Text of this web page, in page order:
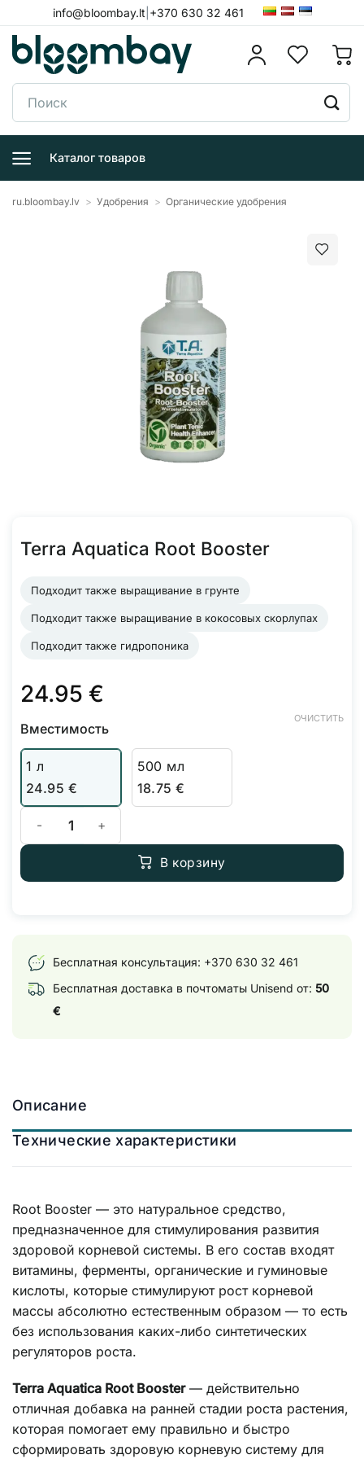
to
content
info@bloombay.lt +370 630 32 461
Поиск:
Каталог товаров
ru.bloombay.lv > Удобрения > Органические удобрения
Terra Aquatica Root Booster
Подходит также выращивание в грунте
Подходит также выращивание в кокосовых скорлупах
Подходит также гидропоника
24.95 €
Вместимость
1 л
24.95 €
500 мл
18.75€
ОЧИСТИТЬ
Количество товара Terra Aquatica Root Booster
В корзину
Бесплатная консультация: +370 630 32 461
Бесплатная доставка в почтоматы Unisend от: 50
€
Описание
Технические характеристики
Root Booster — это натуральное средство,
предназначенное для стимулирования развития
здоровой корневой системы. В его состав входят
витамины, ферменты, органические и гуминовые
кислоты, которые стимулируют рост корневой
массы абсолютно естественным образом — то есть
без использования каких-либо синтетических
регуляторов роста.
Terra Aquatica Root Booster— действительно
отличная добавка на ранней стадии роста растения,
которая помогает ему правильно и быстро
сформировать здоровую корневую систему для